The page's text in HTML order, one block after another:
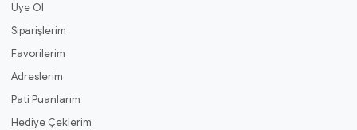
Üye Ol
Siparişlerim
Favorilerim
Adreslerim
Pati Puanlarım
Hediye Çeklerim